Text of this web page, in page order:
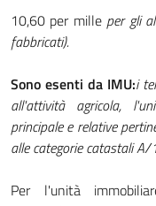
10,60 per mille per gli
fabbricati).
Sono esenti da IMU:i
all'attività agricola,
principale e relative
alle categorie catastali
Per l'unità